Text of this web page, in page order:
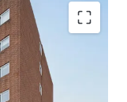
Swing